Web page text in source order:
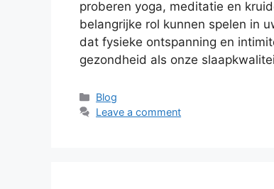
proberen yoga, meditatie en
belangrijke rol kunnen spelen in
dat fysieke ontspanning en
gezondheid als onze
Categories
Blog
Leave a comment